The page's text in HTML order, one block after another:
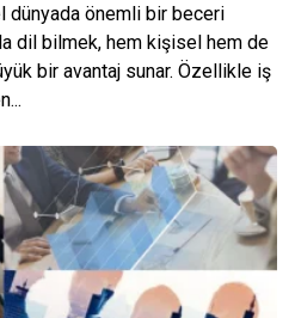
dünyada önemli bir beceri
dil bilmek, hem kişisel hem de
bir avantaj sunar. Özellikle iş